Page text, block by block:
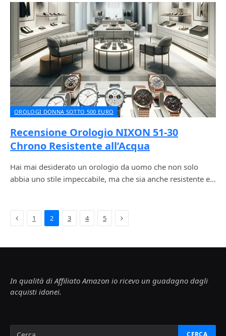
OROLOGI DONNA SOTTO 500 EURO
Recensione Orologio NIXON 51-30
Chrono Resistente all’Acqua
Hai mai desiderato un orologio da uomo che non solo
abbia uno stile impeccabile, ma che sia anche resistente e…
Previous
1 2 3 4 5 Next
In qualità di Affiliato Amazon io ricevo un guadagno dagli
acquisti idonei.